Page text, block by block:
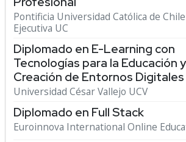
Pontificia Universidad Católica de
Ejecutiva UC
Diplomado en E-Learning con
Tecnologías para la Educación
Creación de Entornos Digitales
Universidad César Vallejo UCV
Diplomado en Full Stack
Euroinnova International Online